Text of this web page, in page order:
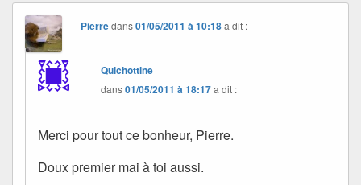
Pierredans01/05/2011 à 10:18 a dit :
Quichottine
dans01/05/2011 à 18:17a dit :
Merci pour tout ce bonheur, Pierre.
Doux premier mai à toi aussi.